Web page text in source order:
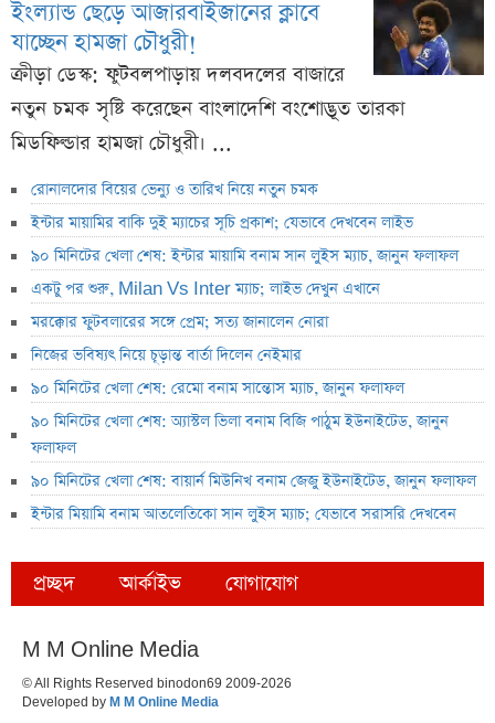
ইংল্যান্ড ছেড়ে আজারবাইজানের ক্লাবে
যাচ্ছেন হামজা চৌধুরী!
ক্রীড়া ডেস্ক: ফুটবলপাড়ায় দলবদলের বাজারে
নতুন চমক সৃষ্টি করেছেন বাংলাদেশি বংশোদ্ভূত তারকা
মিডফিল্ডার হামজা চৌধুরী। ...
রোনালদোর বিয়ের ভেন্যু ও তারিখ নিয়ে নতুন চমক
ইন্টার মায়ামির বাকি দুই ম্যাচের সূচি প্রকাশ; যেভাবে দেখবেন লাইভ
৯০ মিনিটের খেলা শেষ: ইন্টার মায়ামি বনাম সান লুইস ম্যাচ, জানুন ফলাফল
একটু পর শুরু, Milan Vs Inter ম্যাচ; লাইভ দেখুন এখানে
মরক্কোর ফুটবলারের সঙ্গে প্রেম; সত্য জানালেন নোরা
নিজের ভবিষ্যৎ নিয়ে চূড়ান্ত বার্তা দিলেন নেইমার
৯০ মিনিটের খেলা শেষ: রেমো বনাম সান্তোস ম্যাচ, জানুন ফলাফল
৯০ মিনিটের খেলা শেষ: অ্যাস্টল ভিলা বনাম বিজি পাঠুম ইউনাইটেড, জানুন
ফলাফল
৯০ মিনিটের খেলা শেষ: বায়ার্ন মিউনিখ বনাম জেজু ইউনাইটেড, জানুন ফলাফল
ইন্টার মিয়ামি বনাম আতলেতিকো সান লুইস ম্যাচ; যেভাবে সরাসরি দেখবেন
প্রচ্ছদ আর্কাইভ যোগাযোগ
M M Online Media
© All Rights Reserved binodon69 2009-2026
Developed by M M Online Media